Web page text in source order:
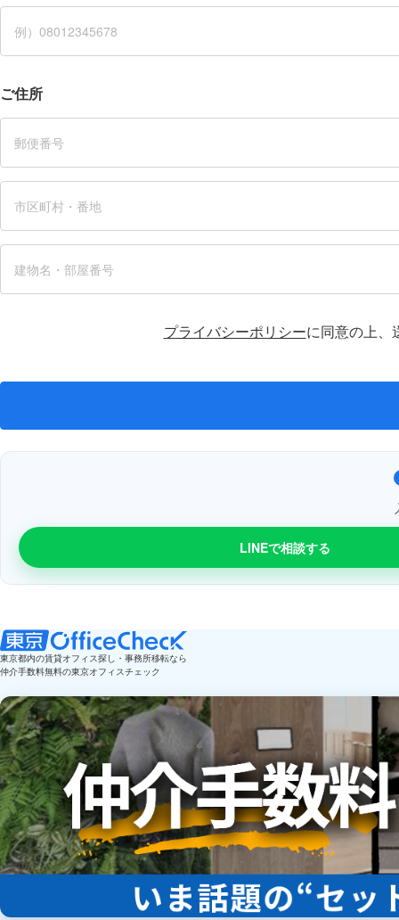
ご住所
プライバシーポリシーに同意の上、
LINEで相談する
東京都内の賃貸オフィス探し・事務所移転なら
仲介手数料無料の東京オフィスチェック